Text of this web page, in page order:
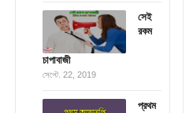
সেই
রকম
চাপাবাজী
সেপ্টে. 22, 2019
প্রথম